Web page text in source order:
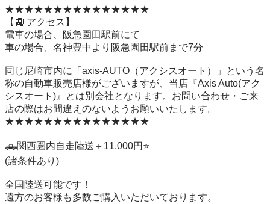
★★★★★★★★★★★★★★★
【🚉 アクセス】
電車の場合、阪急園田駅前にて
車の場合、名神豊中より阪急園田駅前まで7分
同じ尼崎市内に「axis-AUTO（アクシスオート）」という名
称の自動車販売店様がございますが、当店『Axis Auto(アク
シスオート)』とは別会社となります。お問い合わせ・ご来
店の際はお間違えのないようお願いいたします。
★★★★★★★★★★★★★★★
🛻関西圏内自走陸送＋11,000円⭐️
(諸条件あり)
全国陸送可能です！
遠方のお客様も多数ご購入いただいております。